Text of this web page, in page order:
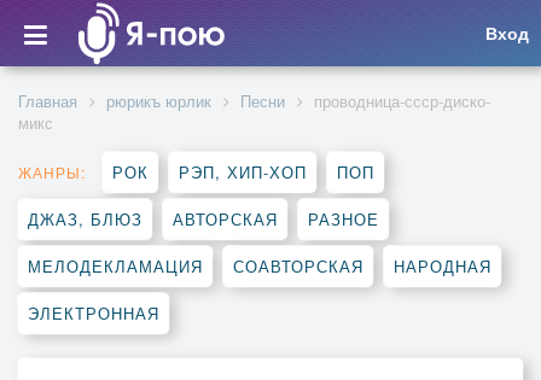
Вход
Главная рюрикъ юрлик Песни
проводница-ссср-диско-
микс
ЖАНРЫ: РОК РЭП, ХИП-ХОП ПОП
ДЖАЗ, БЛЮЗ АВТОРСКАЯ РАЗНОЕ
МЕЛОДЕКЛАМАЦИЯ СОАВТОРСКАЯ НАРОДНАЯ
ЭЛЕКТРОННАЯ